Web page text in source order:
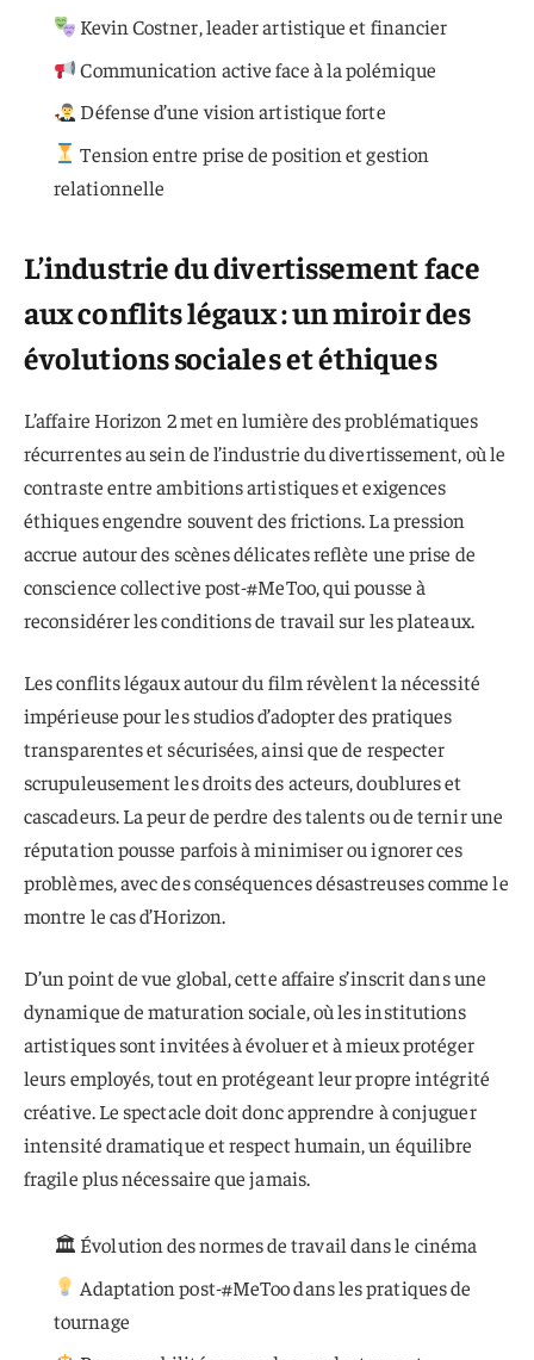
Kevin Costner, leader artistique et financier
Communication active face à la polémique
Défense d’une vision artistique forte
Tension entre prise de position et gestion
relationnelle
L’industrie du divertissement face
aux conflits légaux : un miroir des
évolutions sociales et éthiques
L’affaire Horizon 2 met en lumière des problématiques
récurrentes au sein de l’industrie du divertissement, où le
contraste entre ambitions artistiques et exigences
éthiques engendre souvent des frictions. La pression
accrue autour des scènes délicates reflète une prise de
conscience collective post-#MeToo, qui pousse à
reconsidérer les conditions de travail sur les plateaux.
Les conflits légaux autour du film révèlent la nécessité
impérieuse pour les studios d’adopter des pratiques
transparentes et sécurisées, ainsi que de respecter
scrupuleusement les droits des acteurs, doublures et
cascadeurs. La peur de perdre des talents ou de ternir une
réputation pousse parfois à minimiser ou ignorer ces
problèmes, avec des conséquences désastreuses comme le
montre le cas d’Horizon.
D’un point de vue global, cette affaire s’inscrit dans une
dynamique de maturation sociale, où les institutions
artistiques sont invitées à évoluer et à mieux protéger
leurs employés, tout en protégeant leur propre intégrité
créative. Le spectacle doit donc apprendre à conjuguer
intensité dramatique et respect humain, un équilibre
fragile plus nécessaire que jamais.
🏛 Évolution des normes de travail dans le cinéma
Adaptation post-#MeToo dans les pratiques de
tournage